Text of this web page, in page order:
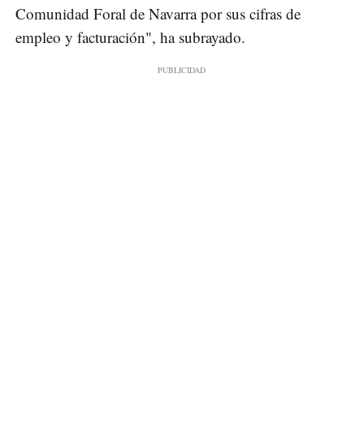
Comunidad Foral de Navarra por sus cifras de
empleo y facturación", ha subrayado.